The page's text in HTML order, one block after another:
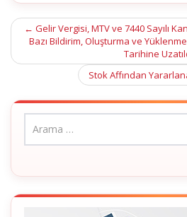
Post
navigation
← Gelir Vergisi, MTV ve 7440 Sayılı
Bazı Bildirim, Oluşturma ve
Tarihine
Stok Affından